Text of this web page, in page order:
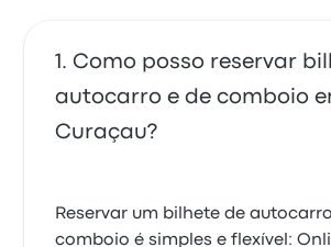
Como posso reservar
autocarro e de comboio
Curaçau?
Reservar um bilhete de
comboio é simples e flexível: